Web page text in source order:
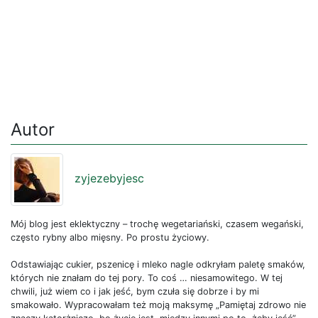
Autor
zyjezebyjesc
Mój blog jest eklektyczny – trochę wegetariański, czasem wegański,
często rybny albo mięsny. Po prostu życiowy.
Odstawiając cukier, pszenicę i mleko nagle odkryłam paletę smaków,
których nie znałam do tej pory. To coś … niesamowitego. W tej
chwili, już wiem co i jak jeść, bym czuła się dobrze i by mi
smakowało. Wypracowałam też moją maksymę „Pamiętaj zdrowo nie